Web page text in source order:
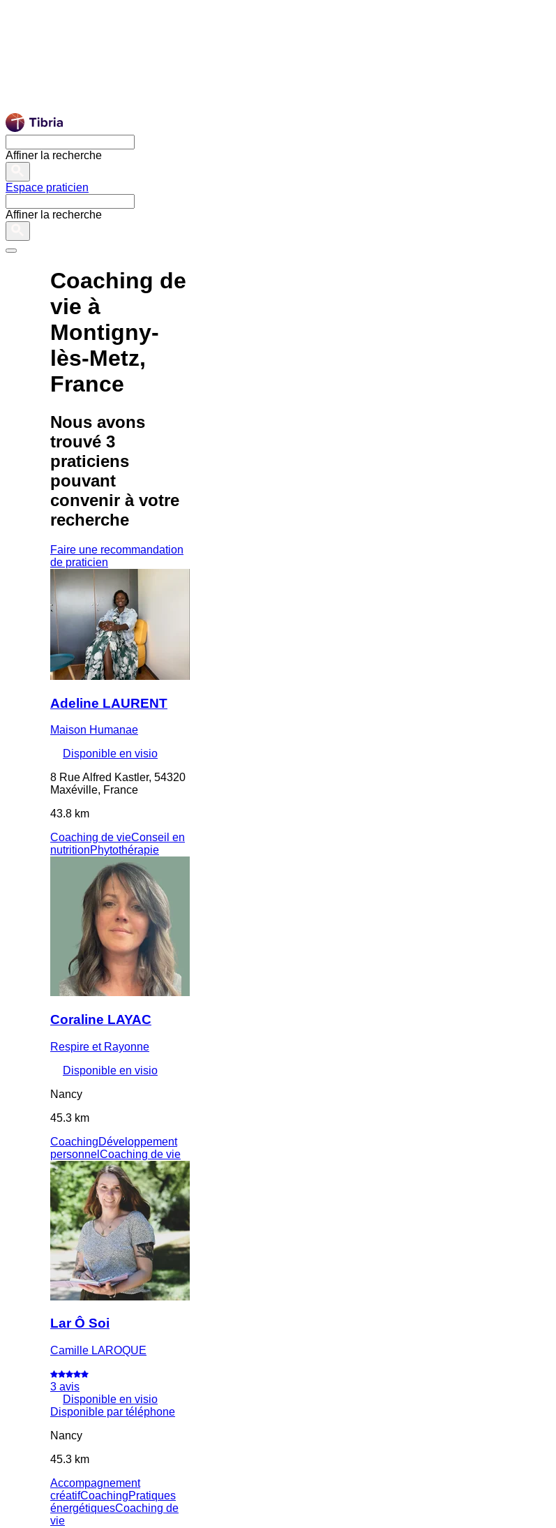
Affiner la recherche
Espace praticien
Affiner la recherche
Coaching de
vie à
Montigny-
lès-Metz,
France
Nous avons
trouvé 3
praticiens
pouvant
convenir à votre
recherche
Faire une recommandation
de praticien
Adeline LAURENT
Maison Humanae
Disponible en visio
8 Rue Alfred Kastler, 54320
Maxéville, France
43.8 km
Coaching de vieConseil en
nutritionPhytothérapie
Coraline LAYAC
Respire et Rayonne
Disponible en visio
Nancy
45.3 km
CoachingDéveloppement
personnel Coaching de vie
Lar Ô Soi
Camille LAROQUE
3 avis
Disponible en visio
Disponible par téléphone
Nancy
45.3 km
Accompagnement
créatifCoachingPratiques
énergétiquesCoaching de
vie